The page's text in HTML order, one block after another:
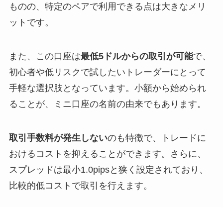
ものの、特定のペアで利用できる点は大きなメリ
ットです。
また、この口座は最低5ドルからの取引が可能で、
初心者や低リスクで試したいトレーダーにとって
手軽な選択肢となっています。小額から始められ
ることが、ミニ口座の名前の由来でもあります。
取引手数料が発生しないのも特徴で、トレードに
おけるコストを抑えることができます。さらに、
スプレッドは最小1.0pipsと狭く設定されており、
比較的低コストで取引を行えます。